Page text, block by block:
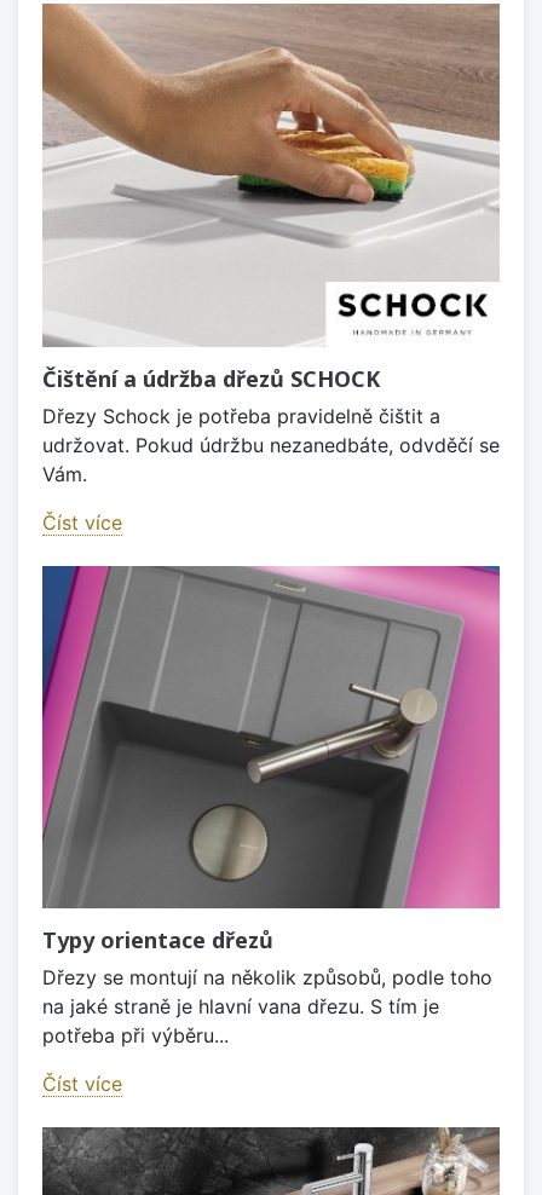
Čištění a údržba dřezů SCHOCK
Dřezy Schock je potřeba pravidelně čištit a
udržovat. Pokud údržbu nezanedbáte, odvděčí se
Vám.
Číst více
Typy orientace dřezů
Dřezy se montují na několik způsobů, podle toho
na jaké straně je hlavní vana dřezu. S tím je
potřeba při výběru...
Číst více